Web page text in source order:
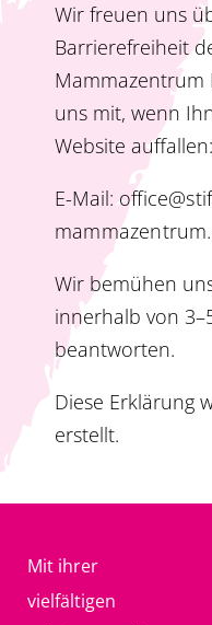
Wir freuen uns
Barrierefreiheit
Mammazentrum
uns mit, wenn
Website auffallen:
E-Mail:
Wir bemühen
innerhalb von
beantworten.
Diese Erklärung
erstellt.
Mit ihrer
vielfältigen